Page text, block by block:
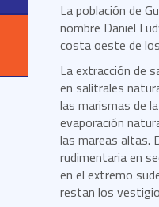
La población de
nombre Daniel
costa oeste de
La extracción de
en salitrales
las marismas de
evaporación
las mareas altas.
rudimentaria en
en el extremo
restan los